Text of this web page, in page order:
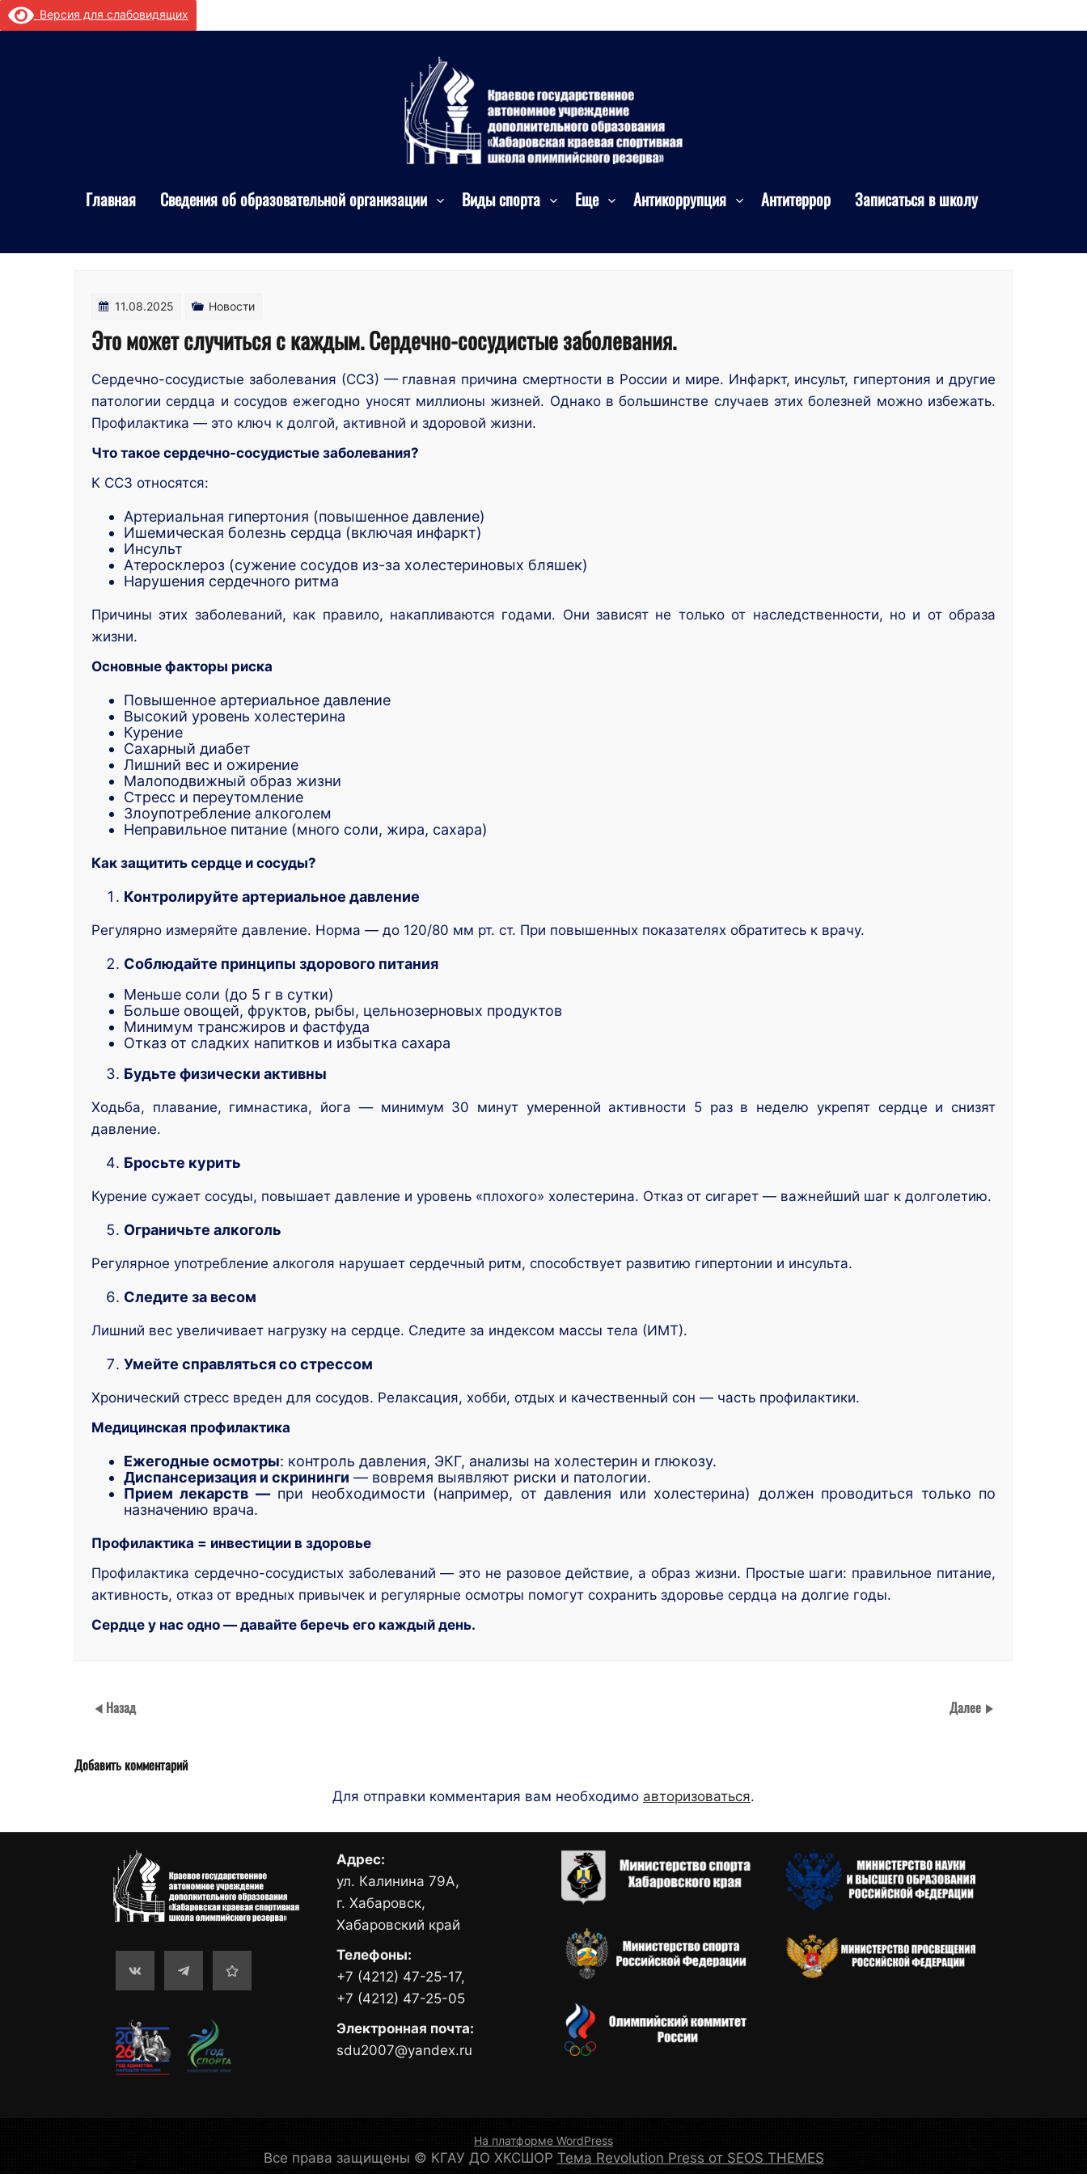
Версия для слабовидящих
Перейти
содержимому
Главная Сведения об образовательной организации Виды спорта Еще Антикоррупция Антитеррор Записаться в школу
11.08.2025 Новости
Это может случиться с каждым. Сердечно-сосудистые заболевания.
Сердечно-сосудистые заболевания (ССЗ) — главная причина смертности в России и мире. Инфаркт, инсульт, гипертония и другие
патологии сердца и сосудов ежегодно уносят миллионы жизней. Однако в большинстве случаев этих болезней можно избежать.
Профилактика — это ключ к долгой, активной и здоровой жизни.
Что такое сердечно-сосудистые заболевания?
К ССЗ относятся:
Артериальная гипертония (повышенное давление)
Ишемическая болезнь сердца (включая инфаркт)
Инсульт
Атеросклероз (сужение сосудов из-за холестериновых бляшек)
Нарушения сердечного ритма
Причины этих заболеваний, как правило, накапливаются годами. Они зависят не только от наследственности, но и от образа
жизни.
Основные факторы риска
Повышенное артериальное давление
Высокий уровень холестерина
Курение
Сахарный диабет
Лишний вес и ожирение
Малоподвижный образ жизни
Стресс и переутомление
Злоупотребление алкоголем
Неправильное питание (много соли, жира, сахара)
Как защитить сердце и сосуды?
Контролируйте артериальное давление
Регулярно измеряйте давление. Норма — до 120/80 мм рт. ст. При повышенных показателях обратитесь к врачу.
Соблюдайте принципы здорового питания
Меньше соли (до 5 г в сутки)
Больше овощей, фруктов, рыбы, цельнозерновых продуктов
Минимум трансжиров и фастфуда
Отказ от сладких напитков и избытка сахара
Будьте физически активны
Ходьба, плавание, гимнастика, йога — минимум 30 минут умеренной активности 5 раз в неделю укрепят сердце и снизят
давление.
Бросьте курить
Курение сужает сосуды, повышает давление и уровень «плохого» холестерина. Отказ от сигарет — важнейший шаг к долголетию.
Ограничьте алкоголь
Регулярное употребление алкоголя нарушает сердечный ритм, способствует развитию гипертонии и инсульта.
Следите за весом
Лишний вес увеличивает нагрузку на сердце. Следите за индексом массы тела (ИМТ).
Умейте справляться со стрессом
Хронический стресс вреден для сосудов. Релаксация, хобби, отдых и качественный сон — часть профилактики.
Медицинская профилактика
Ежегодные осмотры: контроль давления, ЭКГ, анализы на холестерин и глюкозу.
Диспансеризация и скрининги — вовремя выявляют риски и патологии.
Прием лекарств —при необходимости (например, от давления или холестерина) должен проводиться только по
назначению врача.
Профилактика = инвестиции в здоровье
Профилактика сердечно-сосудистых заболеваний — это не разовое действие, а образ жизни. Простые шаги: правильное питание,
активность, отказ от вредных привычек и регулярные осмотры помогут сохранить здоровье сердца на долгие годы.
Сердце у нас одно — давайте беречь его каждый день.
Назад Далее
Добавить комментарий
Для отправки комментария вам необходимо авторизоваться.
Адрес:
ул. Калинина 79А,
г. Хабаровск,
Хабаровский край
Телефоны:
+7 (4212) 47-25-17,
+7 (4212) 47-25-05
Электронная почта:
sdu2007@yandex.ru
На платформе WordPress
Все права защищены © КГАУ ДО ХКСШОР Тема Revolution Press от SEOS THEMES